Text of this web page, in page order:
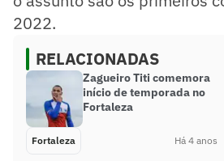
2022.
RELACIONADAS
Zagueiro Titi comemora
início de temporada no
Fortaleza
Fortaleza Há 4 anos